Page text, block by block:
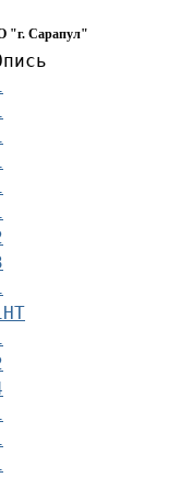
"г. Сарапул"